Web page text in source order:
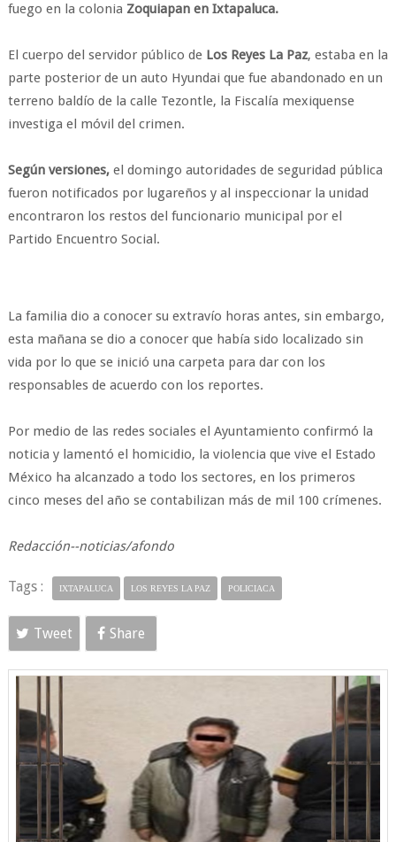
fuego en la colonia Zoquiapan en Ixtapaluca.
El cuerpo del servidor público de Los Reyes La Paz, estaba en la
parte posterior de un auto Hyundai que fue abandonado en un
terreno baldío de la calle Tezontle, la Fiscalía mexiquense
investiga el móvil del crimen.
Según versiones, el domingo autoridades de seguridad pública
fueron notificados por lugareños y al inspeccionar la unidad
encontraron los restos del funcionario municipal por el
Partido Encuentro Social.
La familia dio a conocer su extravío horas antes, sin embargo,
esta mañana se dio a conocer que había sido localizado sin
vida por lo que se inició una carpeta para dar con los
responsables de acuerdo con los reportes.
Por medio de las redes sociales el Ayuntamiento confirmó la
noticia y lamentó el homicidio, la violencia que vive el Estado
México ha alcanzado a todo los sectores, en los primeros
cinco meses del año se contabilizan más de mil 100 crímenes.
Redacción--noticias/afondo
Tags : IXTAPALUCA LOS REYES LA PAZ POLICIACA
Tweet Share